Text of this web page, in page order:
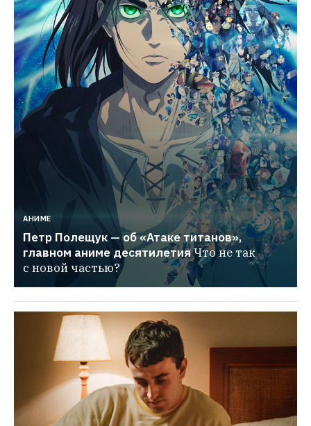
АНИМЕ
Петр Полещук — об «Атаке титанов»,
главном аниме десятилетияЧто не так
с новой частью?